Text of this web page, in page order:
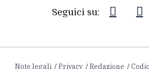
Seguici su:
Note legali Privacy Redazione